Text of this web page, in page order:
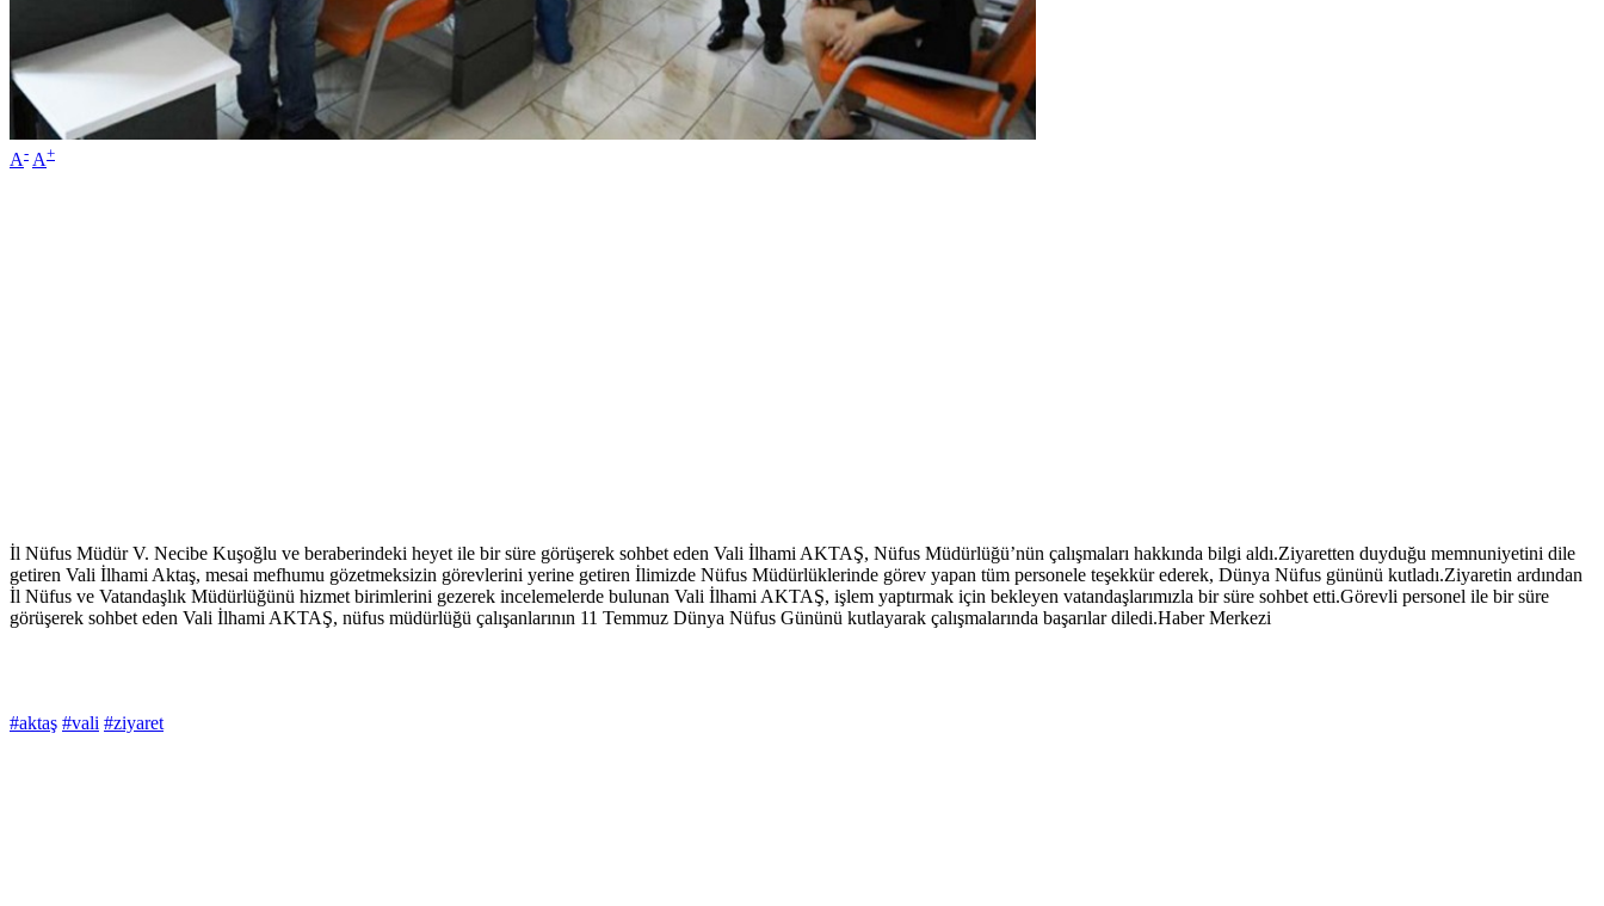
A- A+
İl Nüfus Müdür V. Necibe Kuşoğlu ve beraberindeki heyet ile bir süre görüşerek sohbet eden Vali İlhami AKTAŞ, Nüfus Müdürlüğü’nün çalışmaları hakkında bilgi aldı.Ziyaretten duyduğu memnuniyetini dile
getiren Vali İlhami Aktaş, mesai mefhumu gözetmeksizin görevlerini yerine getiren İlimizde Nüfus Müdürlüklerinde görev yapan tüm personele teşekkür ederek, Dünya Nüfus gününü kutladı.Ziyaretin ardından
İl Nüfus ve Vatandaşlık Müdürlüğünü hizmet birimlerini gezerek incelemelerde bulunan Vali İlhami AKTAŞ, işlem yaptırmak için bekleyen vatandaşlarımızla bir süre sohbet etti.Görevli personel ile bir süre
görüşerek sohbet eden Vali İlhami AKTAŞ, nüfus müdürlüğü çalışanlarının 11 Temmuz Dünya Nüfus Gününü kutlayarak çalışmalarında başarılar diledi.Haber Merkezi
#aktaş #vali #ziyaret